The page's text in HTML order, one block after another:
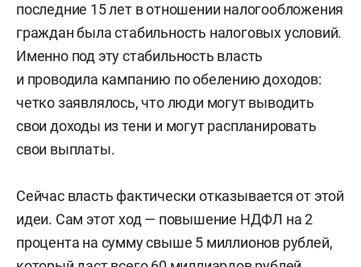
последние 15 лет в отношении налогообложения
граждан была стабильность налоговых условий.
Именно под эту стабильность власть
и проводила кампанию по обелению доходов:
четко заявлялось, что люди могут выводить
свои доходы из тени и могут распланировать
свои выплаты.
Сейчас власть фактически отказывается от этой
идеи. Сам этот ход — повышение НДФЛ на 2
процента на сумму свыше 5 миллионов рублей,